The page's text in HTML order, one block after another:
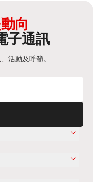
向
子通訊
活動及呼籲。